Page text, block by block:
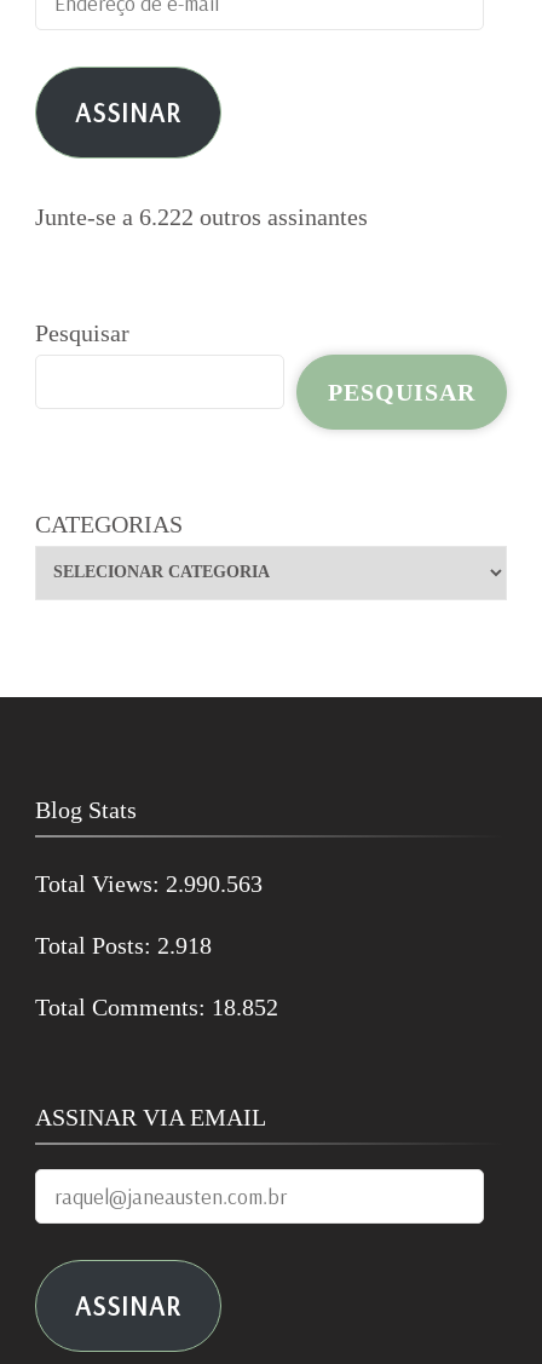
de
e-
mail ASSINAR
Junte-se a 6.222 outros assinantes
Pesquisar
PESQUISAR
CATEGORIAS
Blog Stats
Total Views: 2.990.563
Total Posts: 2.918
Total Comments: 18.852
ASSINAR VIA EMAIL
raquel@janeausten.com.br
ASSINAR